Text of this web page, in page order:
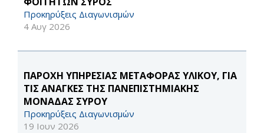
Προκηρύξεις Διαγωνισμών
4 Αυγ 2026
ΠΑΡΟΧΗ ΥΠΗΡΕΣΙΑΣ ΜΕΤΑΦΟΡΑΣ ΥΛΙΚΟΥ, ΓΙΑ
ΤΙΣ ΑΝΑΓΚΕΣ ΤΗΣ ΠΑΝΕΠΙΣΤΗΜΙΑΚΗΣ
ΜΟΝΑΔΑΣ ΣΥΡΟΥ
Προκηρύξεις Διαγωνισμών
19 Ιουν 2026